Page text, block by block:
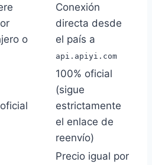
o
Conexión
directa desde
el país a
api.apiyi.com
100% oficial
(sigue
estrictamente
el enlace de
reenvío)
Precio igual por